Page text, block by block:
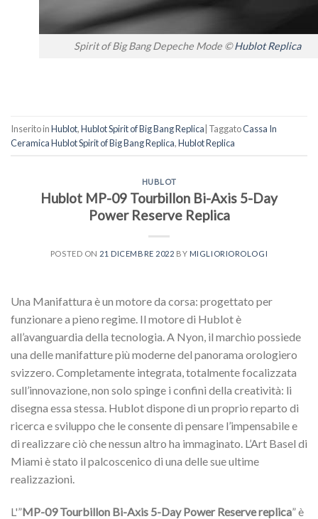
Spirit of Big Bang Depeche Mode ©Hublot Replica
Inserito inHublot,Hublot Spirit of Big Bang Replica| TaggatoCassa In
Ceramica Hublot Spirit of Big Bang Replica,Hublot Replica
HUBLOT
Hublot MP-09 Tourbillon Bi-Axis 5-Day
Power Reserve Replica
POSTED ON 21 DICEMBRE 2022 BY MIGLIORIOROLOGI
Una Manifattura è un motore da corsa: progettato per
funzionare a pieno regime. Il motore di Hublot è
all’avanguardia della tecnologia. A Nyon, il marchio possiede
una delle manifatture più moderne del panorama orologiero
svizzero. Completamente integrata, totalmente focalizzata
sull’innovazione, non solo spinge i confini della creatività: li
disegna essa stessa. Hublot dispone di un proprio reparto di
ricerca e sviluppo che le consente di pensare l’impensabile e
di realizzare ciò che nessun altro ha immaginato. L’Art Basel di
Miami è stato il palcoscenico di una delle sue ultime
realizzazioni.
L'”MP-09 Tourbillon Bi-Axis 5-Day Power Reserve replica” è